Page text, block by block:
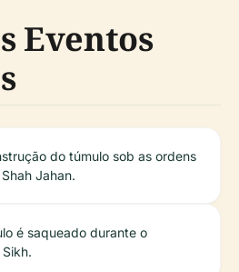
Eventos
do túmulo sob as ordens
Jahan.
é saqueado durante o